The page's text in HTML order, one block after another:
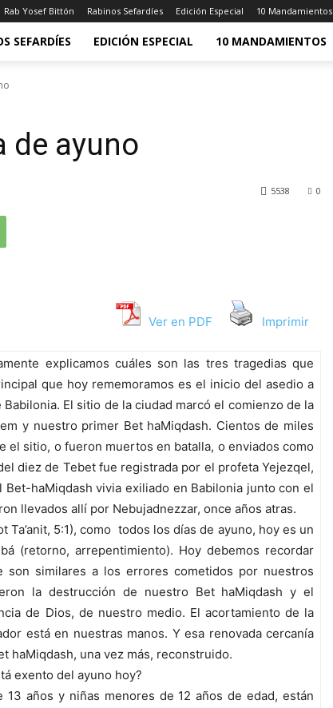
Rab Yosef Bittón Rabinos Sefardíes Edición Especial 10 Mandamientos
SEFARDÍES EDICIÓN ESPECIAL 10 MANDAMIENTOS
de ayuno
0
5538
Ver en PDF Imprimir
explicamos cuáles son las tres tragedias que
que hoy rememoramos es el inicio del asedio a
El sitio de la ciudad marcó el comienzo de la
y nuestro primer Bet haMiqdash. Cientos de miles
el sitio, o fueron muertos en batalla, o enviados como
diez de Tebet fue registrada por el profeta Yejezqel,
haMiqdash vivia exiliado en Babilonia junto con el
llevados allí por Nebujadnezzar, once años atras.
Ta’anit, 5:1), como todos los días de ayuno, hoy es un
(retorno, arrepentimiento). Hoy debemos recordar
son similares a los errores cometidos por nuestros
la destrucción de nuestro Bet haMiqdash y el
de Dios, de nuestro medio. El acortamiento de la
está en nuestras manos. Y esa renovada cercanía
haMiqdash, una vez más, reconstruido.
exento del ayuno hoy?
años y niñas menores de 12 años de edad, están